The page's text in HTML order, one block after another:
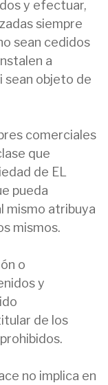
y efectuar,
siempre
sean cedidos
a
sean objeto de
comerciales
que
de EL
pueda
mismo atribuya
mismos.
o
y
de los
no implica en